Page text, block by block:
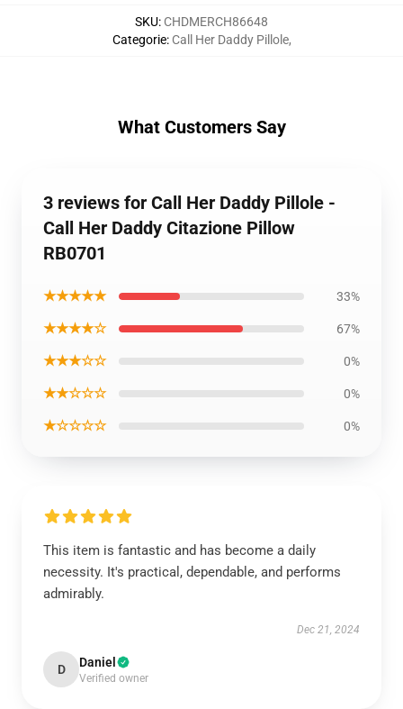
SKU: CHDMERCH86648
Categorie: Call Her Daddy Pillole,
What Customers Say
3 reviews for Call Her Daddy Pillole -
Call Her Daddy Citazione Pillow
RB0701
★★★★★ 33%
★★★★☆ 67%
★★★☆☆ 0%
★★☆☆☆ 0%
★☆☆☆☆ 0%
This item is fantastic and has become a daily
necessity. It's practical, dependable, and performs
admirably.
Dec 21, 2024
D Daniel
Verified owner